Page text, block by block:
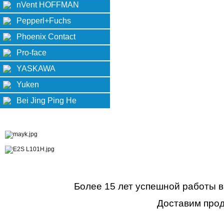
nVent HOFFMAN
Pepperl+Fuchs
Phoenix Contact
Pro-face
YASKAWA
Yuken
Bei Jing Ping He
Более 15 лет успешной работы
Доставим